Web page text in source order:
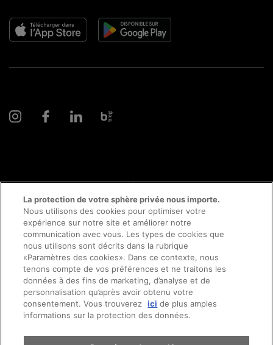
Prendre rendez-vous
Essai sur route
© 2026 AMAG Automobiles et Moteurs SA
Protection des données Mentions légales
Conseil en ligne mentions légales
Directive cookies Impressum
La protection de votre sphère privée nous importe.
Nous utilisons des cookies pour optimiser votre
expérience sur notre site et améliorer notre
communication avec vous. Les types de cookies que
nous utilisons sont décrits dans la rubrique
«Paramètres des cookies». Dans ce contexte, nous
tenons compte de vos préférences et ne traitons les
données à des fins de marketing, d’analyse et de
personnalisation qu’après avoir obtenu votre
consentement. Vous trouverez ici de plus amples
informations sur la protection des données.